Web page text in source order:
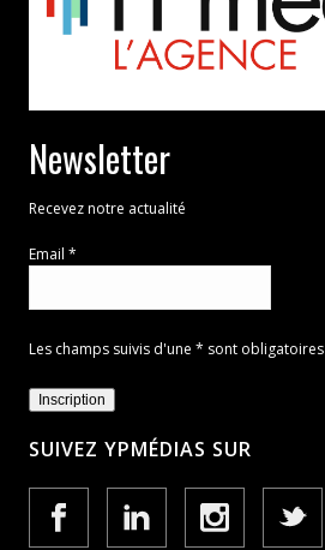
Newsletter
Recevez notre actualité
Email *
Les champs suivis d'une * sont obligatoires
SUIVEZ YPMÉDIAS SUR